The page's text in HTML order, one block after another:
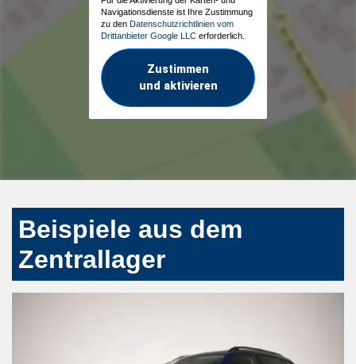
Navigationsdienste ist Ihre Zustimmung
zu den Datenschutzrichtlinien vom
Drittanbieter Google LLC erforderlich.
Zustimmen
und aktivieren
Beispiele aus dem
Zentrallager